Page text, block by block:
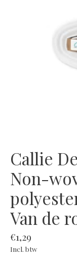
Callie
Non-
Van de
€1,29
Incl. btw